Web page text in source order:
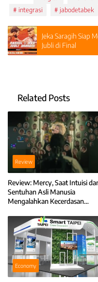
integrasi
jabodetabek
Jeka Saragih Siap
Jubli di Final
Related Posts
Review
Review: Mercy, Saat Intuisi
Sentuhan Asli Manusia
Mengalahkan Kecerdasan
Economy